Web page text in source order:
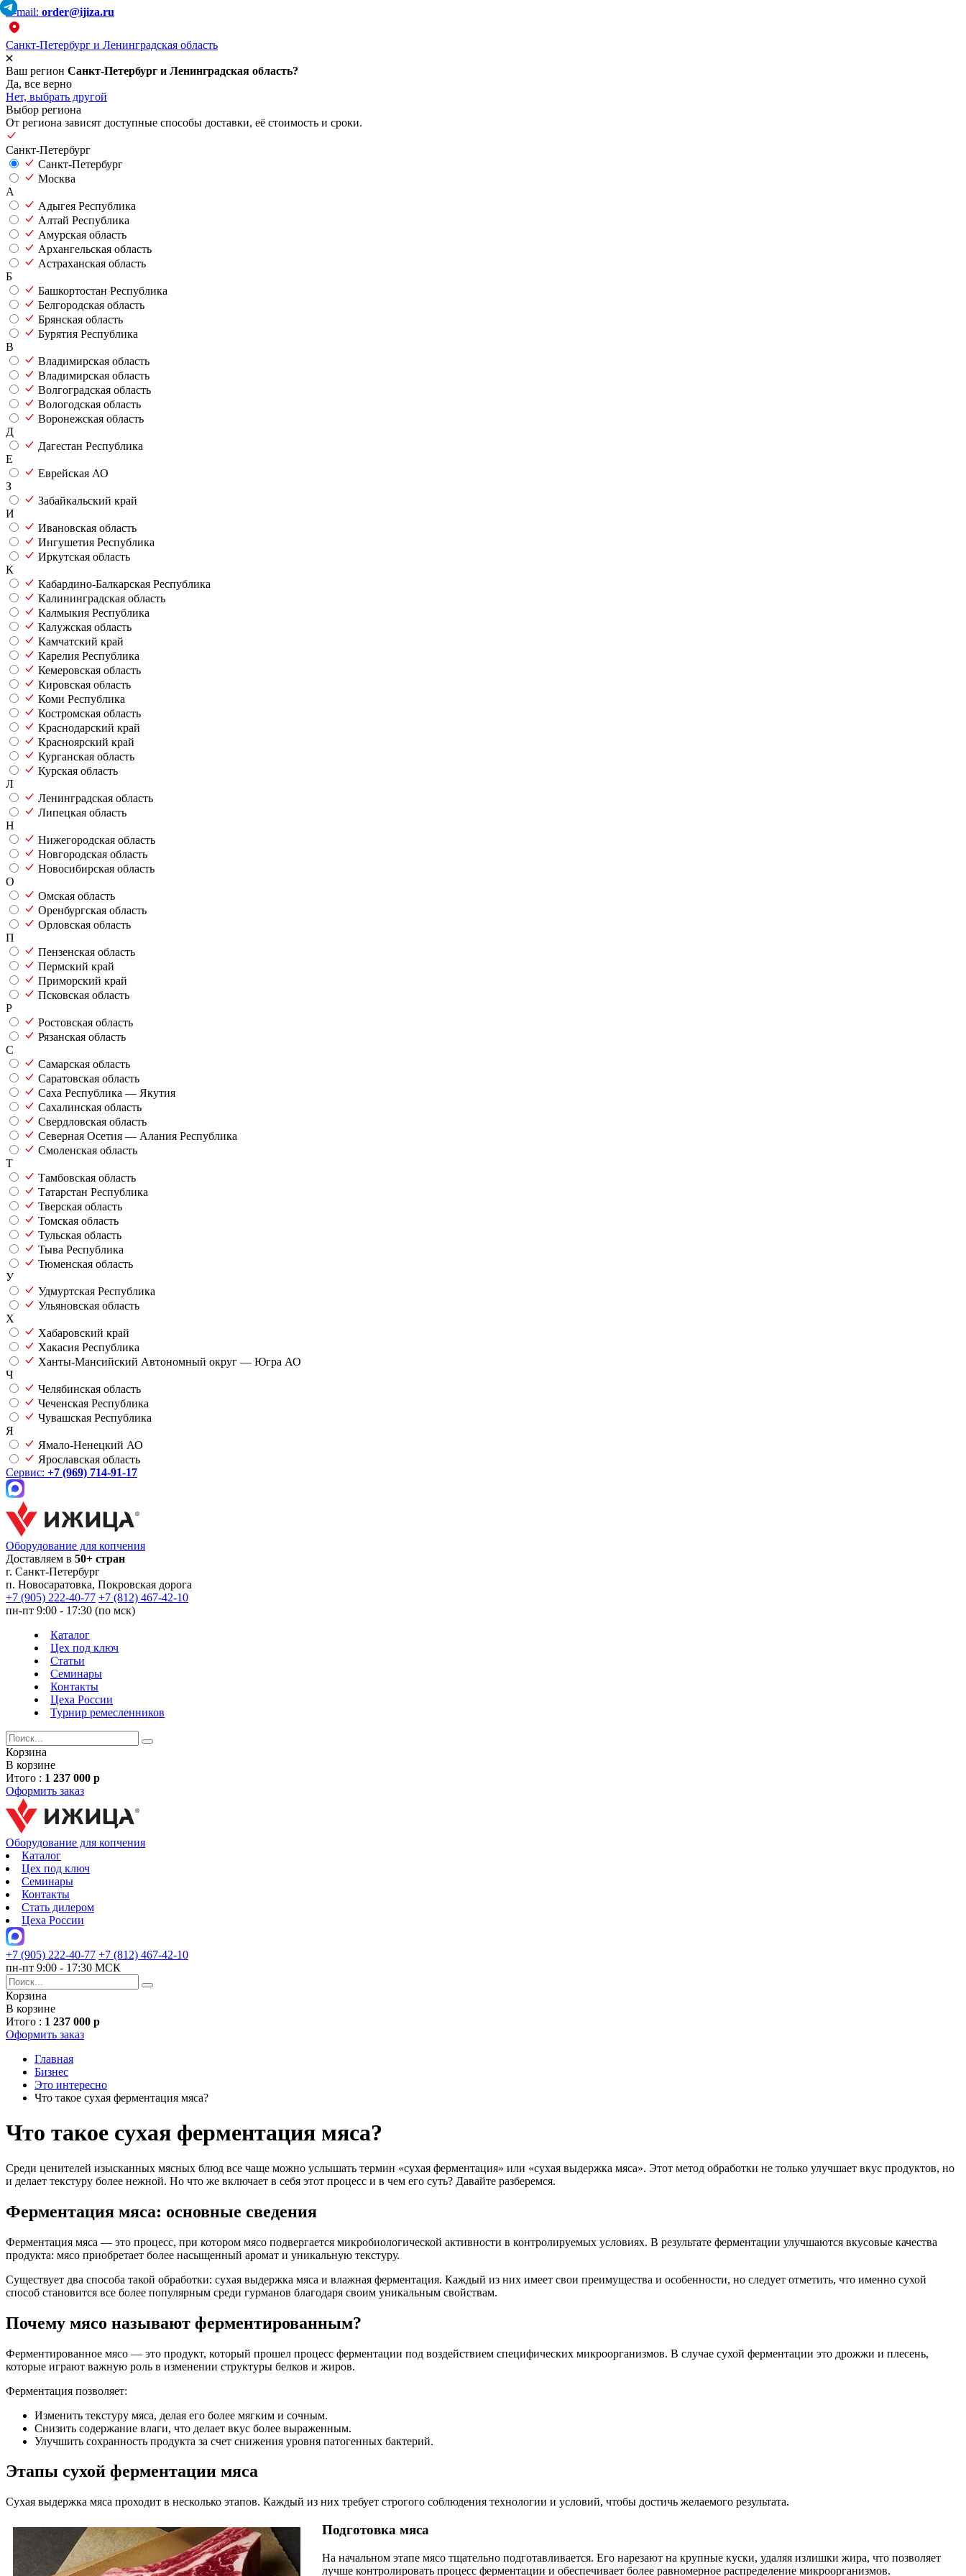
E-mail: order@ijiza.ru
Санкт-Петербург и Ленинградская область
Ваш регион Санкт-Петербург и Ленинградская область?
Да, все верно
Нет, выбрать другой
Выбор региона
От региона зависят доступные способы доставки, её стоимость и сроки.
Санкт-Петербург
Санкт-Петербург
Москва
А
Адыгея Республика
Алтай Республика
Амурская область
Архангельская область
Астраханская область
Б
Башкортостан Республика
Белгородская область
Брянская область
Бурятия Республика
В
Владимирская область
Владимирская область
Волгоградская область
Вологодская область
Воронежская область
Д
Дагестан Республика
Е
Еврейская АО
З
Забайкальский край
И
Ивановская область
Ингушетия Республика
Иркутская область
К
Кабардино-Балкарская Республика
Калининградская область
Калмыкия Республика
Калужская область
Камчатский край
Карелия Республика
Кемеровская область
Кировская область
Коми Республика
Костромская область
Краснодарский край
Красноярский край
Курганская область
Курская область
Л
Ленинградская область
Липецкая область
Н
Нижегородская область
Новгородская область
Новосибирская область
О
Омская область
Оренбургская область
Орловская область
П
Пензенская область
Пермский край
Приморский край
Псковская область
Р
Ростовская область
Рязанская область
С
Самарская область
Саратовская область
Саха Республика — Якутия
Сахалинская область
Свердловская область
Северная Осетия — Алания Республика
Смоленская область
Т
Тамбовская область
Татарстан Республика
Тверская область
Томская область
Тульская область
Тыва Республика
Тюменская область
У
Удмуртская Республика
Ульяновская область
Х
Хабаровский край
Хакасия Республика
Ханты-Мансийский Автономный округ — Югра АО
Ч
Челябинская область
Чеченская Республика
Чувашская Республика
Я
Ямало-Ненецкий АО
Ярославская область
Сервис: +7 (969) 714-91-17
Оборудование для копчения
Доставляем в 50+ стран
г. Санкт-Петербург
п. Новосаратовка, Покровская дорога
+7 (905) 222-40-77 +7 (812) 467-42-10
пн-пт 9:00 - 17:30 (по мск)
Каталог
Цех под ключ
Статьи
Семинары
Контакты
Цеха России
Турнир ремесленников
Корзина
В корзине
Итого : 1 237 000 р
Оформить заказ
Оборудование для копчения
Каталог
Цех под ключ
Семинары
Контакты
Стать дилером
Цеха России
+7 (905) 222-40-77 +7 (812) 467-42-10
пн-пт 9:00 - 17:30 МСК
Корзина
В корзине
Итого : 1 237 000 р
Оформить заказ
Главная
Бизнес
Это интересно
Что такое сухая ферментация мяса?
Что такое сухая ферментация мяса?
Среди ценителей изысканных мясных блюд все чаще можно услышать термин «сухая ферментация» или «сухая выдержка мяса». Этот метод обработки не только улучшает вкус продуктов, но
и делает текстуру более нежной. Но что же включает в себя этот процесс и в чем его суть? Давайте разберемся.
Ферментация мяса: основные сведения
Ферментация мяса — это процесс, при котором мясо подвергается микробиологической активности в контролируемых условиях. В результате ферментации улучшаются вкусовые качества
продукта: мясо приобретает более насыщенный аромат и уникальную текстуру.
Существует два способа такой обработки: сухая выдержка мяса и влажная ферментация. Каждый из них имеет свои преимущества и особенности, но следует отметить, что именно сухой
способ становится все более популярным среди гурманов благодаря своим уникальным свойствам.
Почему мясо называют ферментированным?
Ферментированное мясо — это продукт, который прошел процесс ферментации под воздействием специфических микроорганизмов. В случае сухой ферментации это дрожжи и плесень,
которые играют важную роль в изменении структуры белков и жиров.
Ферментация позволяет:
Изменить текстуру мяса, делая его более мягким и сочным.
Снизить содержание влаги, что делает вкус более выраженным.
Улучшить сохранность продукта за счет снижения уровня патогенных бактерий.
Этапы сухой ферментации мяса
Сухая выдержка мяса проходит в несколько этапов. Каждый из них требует строгого соблюдения технологии и условий, чтобы достичь желаемого результата.
Подготовка мяса
На начальном этапе мясо тщательно подготавливается. Его нарезают на крупные куски, удаляя излишки жира, что позволяет
лучше контролировать процесс ферментации и обеспечивает более равномерное распределение микроорганизмов.